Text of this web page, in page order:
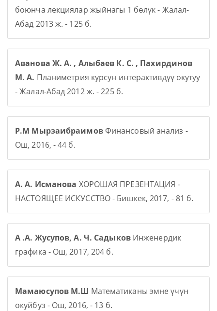
боюнча лекциялар жыйнагы 1 бөлүк - Жалал-
Абад 2013 ж. - 125 б.
Аванова Ж. А. , Алыбаев К. С. , Пахирдинов
М. А. Планиметрия курсун интерактивдүү окутуу
- Жалал-Абад 2012 ж. - 225 б.
Р.М МырзаибраимовФинансовый анализ -
Ош, 2016, - 44 б.
А. А. Исманова ХОРОШАЯ ПРЕЗЕНТАЦИЯ -
НАСТОЯЩЕЕ ИСКУССТВО - Бишкек, 2017, - 81 б.
А .А. Жусупов, А. Ч. Садыков Инженердик
графика - Ош, 2017, 204 б.
Мамаюсупов М.Ш Математиканы эмне үчүн
окуйбуз - Ош, 2016, - 13 б.